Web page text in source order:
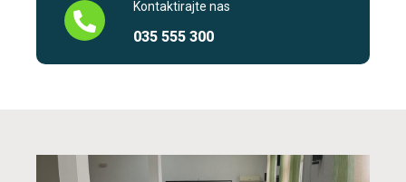
Kontaktirajte nas
035 555 300